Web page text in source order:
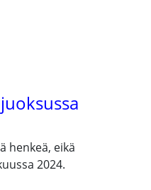
henkeä, eikä
2024.